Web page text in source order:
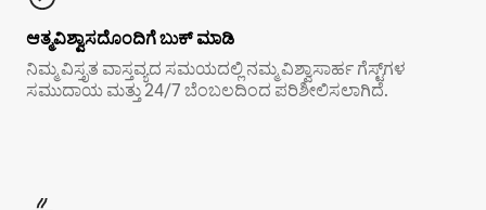
ಆತ್ಮವಿಶ್ವಾಸದೊಂದಿಗೆ ಬುಕ್ ಮಾಡಿ
ನಿಮ್ಮ ವಿಸ್ತೃತ ವಾಸ್ತವ್ಯದ ಸಮಯದಲ್ಲಿ ನಮ್ಮ ವಿಶ್ವಾಸಾರ್ಹ ಗೆಸ್ಟ್‌ಗಳ
ಸಮುದಾಯ ಮತ್ತು 24/7 ಬೆಂಬಲದಿಂದ ಪರಿಶೀಲಿಸಲಾಗಿದೆ.